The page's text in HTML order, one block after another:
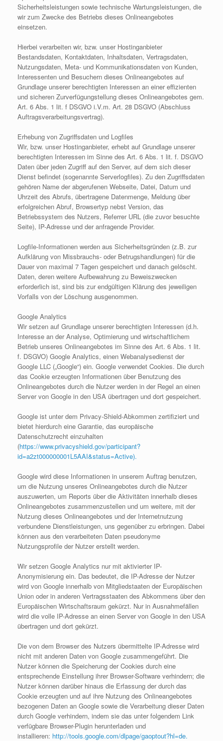
Sicherheitsleistungen sowie technische Wartungsleistungen, die
wir zum Zwecke des Betriebs dieses Onlineangebotes
einsetzen.
Hierbei verarbeiten wir, bzw. unser Hostinganbieter
Bestandsdaten, Kontaktdaten, Inhaltsdaten, Vertragsdaten,
Nutzungsdaten, Meta- und Kommunikationsdaten von Kunden,
Interessenten und Besuchern dieses Onlineangebotes auf
Grundlage unserer berechtigten Interessen an einer effizienten
und sicheren Zurverfügungstellung dieses Onlineangebotes gem.
Art. 6 Abs. 1 lit. f DSGVO i.V.m. Art. 28 DSGVO (Abschluss
Auftragsverarbeitungsvertrag).
Erhebung von Zugriffsdaten und Logfiles
Wir, bzw. unser Hostinganbieter, erhebt auf Grundlage unserer
berechtigten Interessen im Sinne des Art. 6 Abs. 1 lit. f. DSGVO
Daten über jeden Zugriff auf den Server, auf dem sich dieser
Dienst befindet (sogenannte Serverlogfiles). Zu den Zugriffsdaten
gehören Name der abgerufenen Webseite, Datei, Datum und
Uhrzeit des Abrufs, übertragene Datenmenge, Meldung über
erfolgreichen Abruf, Browsertyp nebst Version, das
Betriebssystem des Nutzers, Referrer URL (die zuvor besuchte
Seite), IP-Adresse und der anfragende Provider.
Logfile-Informationen werden aus Sicherheitsgründen (z.B. zur
Aufklärung von Missbrauchs- oder Betrugshandlungen) für die
Dauer von maximal 7 Tagen gespeichert und danach gelöscht.
Daten, deren weitere Aufbewahrung zu Beweiszwecken
erforderlich ist, sind bis zur endgültigen Klärung des jeweiligen
Vorfalls von der Löschung ausgenommen.
Google Analytics
Wir setzen auf Grundlage unserer berechtigten Interessen (d.h.
Interesse an der Analyse, Optimierung und wirtschaftlichem
Betrieb unseres Onlineangebotes im Sinne des Art. 6 Abs. 1 lit.
f. DSGVO) Google Analytics, einen Webanalysedienst der
Google LLC („Google“) ein. Google verwendet Cookies. Die durch
das Cookie erzeugten Informationen über Benutzung des
Onlineangebotes durch die Nutzer werden in der Regel an einen
Server von Google in den USA übertragen und dort gespeichert.
Google ist unter dem Privacy-Shield-Abkommen zertifiziert und
bietet hierdurch eine Garantie, das europäische
Datenschutzrecht einzuhalten
(https://www.privacyshield.gov/participant?
id=a2zt000000001L5AAI&status=Active).
Google wird diese Informationen in unserem Auftrag benutzen,
um die Nutzung unseres Onlineangebotes durch die Nutzer
auszuwerten, um Reports über die Aktivitäten innerhalb dieses
Onlineangebotes zusammenzustellen und um weitere, mit der
Nutzung dieses Onlineangebotes und der Internetnutzung
verbundene Dienstleistungen, uns gegenüber zu erbringen. Dabei
können aus den verarbeiteten Daten pseudonyme
Nutzungsprofile der Nutzer erstellt werden.
Wir setzen Google Analytics nur mit aktivierter IP-
Anonymisierung ein. Das bedeutet, die IP-Adresse der Nutzer
wird von Google innerhalb von Mitgliedstaaten der Europäischen
Union oder in anderen Vertragsstaaten des Abkommens über den
Europäischen Wirtschaftsraum gekürzt. Nur in Ausnahmefällen
wird die volle IP-Adresse an einen Server von Google in den USA
übertragen und dort gekürzt.
Die von dem Browser des Nutzers übermittelte IP-Adresse wird
nicht mit anderen Daten von Google zusammengeführt. Die
Nutzer können die Speicherung der Cookies durch eine
entsprechende Einstellung ihrer Browser-Software verhindern; die
Nutzer können darüber hinaus die Erfassung der durch das
Cookie erzeugten und auf ihre Nutzung des Onlineangebotes
bezogenen Daten an Google sowie die Verarbeitung dieser Daten
durch Google verhindern, indem sie das unter folgendem Link
verfügbare Browser-Plugin herunterladen und
installieren: http://tools.google.com/dlpage/gaoptout?hl=de.